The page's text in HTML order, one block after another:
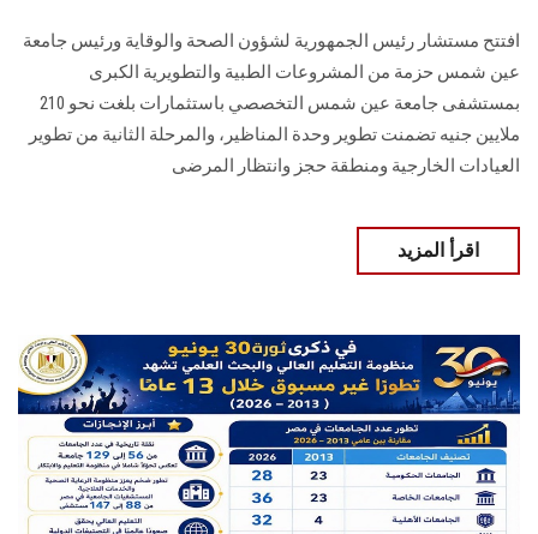
سجل الان
افتتح مستشار رئيس الجمهورية لشؤون الصحة والوقاية ورئيس جامعة
عين شمس حزمة من المشروعات الطبية والتطويرية الكبرى
بمستشفى جامعة عين شمس التخصصي باستثمارات بلغت نحو 210
ملايين جنيه تضمنت تطوير وحدة المناظير، والمرحلة الثانية من تطوير
العيادات الخارجية ومنطقة حجز وانتظار المرضى
اقرأ المزيد